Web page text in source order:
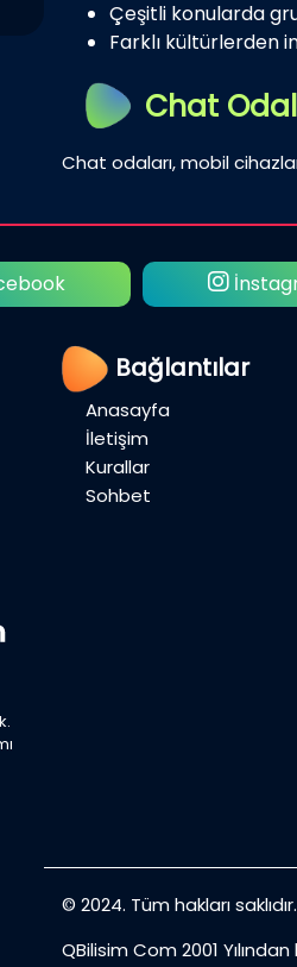
Çeşitli konularda
Farklı kültürlerden
Chat
Chat odaları, mobil
Bağlantılar
Anasayfa
İletişim
Kurallar
Sohbet
© 2024. Tüm hakları saklıdır.
QBilisim Com 2001